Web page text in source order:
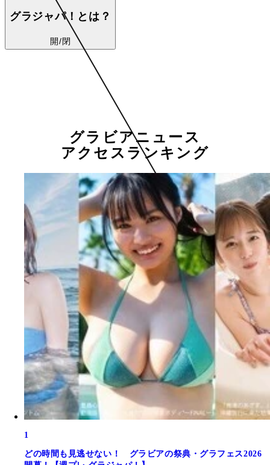
グラジャパ！とは？
開/閉
グラビアニュース
アクセスランキング
1
どの時間も見逃せない！ グラビアの祭典・グラフェス2026